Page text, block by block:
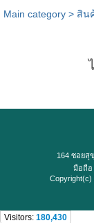
Main category> สิน
164 ซอยสุ
มือถือ
Copyright(c)
Visitors: 180,430